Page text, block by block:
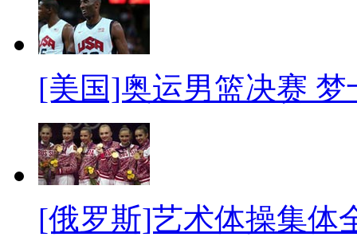
[美国]奥运男篮决赛
[俄罗斯]艺术体操集体